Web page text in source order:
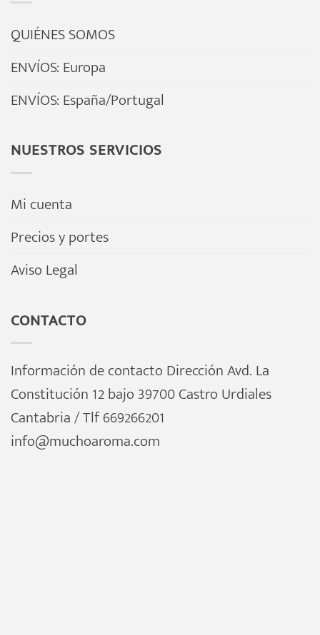
opciones
pueden
en
página
QUIÉNES SOMOS
ENVÍOS: Europa
ENVÍOS: España/Portugal
NUESTROS SERVICIOS
Mi cuenta
Precios y portes
Aviso Legal
CONTACTO
Información de contacto Dirección Avd. La
Constitución 12 bajo 39700 Castro Urdiales
Cantabria / Tlf 669266201
info@muchoaroma.com